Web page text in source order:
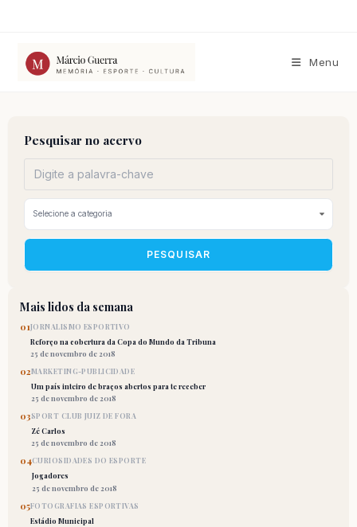
conteúdo
Menu
Pesquisar no acervo
PESQUISAR
Mais lidos da semana
01JORNALISMO ESPORTIVO
Reforço na cobertura da Copa do Mundo da Tribuna
25 de novembro de 2018
02MARKETING-PUBLICIDADE
Um país inteiro de braços abertos para te receber
25 de novembro de 2018
03SPORT CLUB JUIZ DE FORA
Zé Carlos
25 de novembro de 2018
04CURIOSIDADES DO ESPORTE
Jogadores
25 de novembro de 2018
05FOTOGRAFIAS ESPORTIVAS
Estádio Municipal